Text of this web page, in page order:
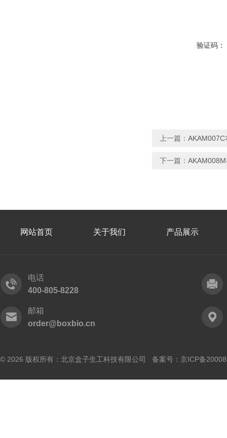
验证码：
上一篇：
下一篇：
网站首页 关于我们 产品展示
电话
400-805-8228
邮箱
order@boxbio.cn
© 2026 版权所有：北京盒子生工科技有限公司 备案号： 京ICP备